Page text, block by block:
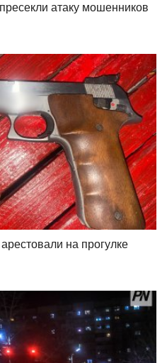
атаку мошенников
на прогулке